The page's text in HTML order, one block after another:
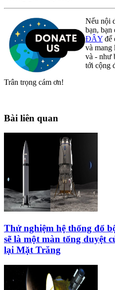
Nếu nội
bạn, bạn
ĐÂY để
và mang
và - như
tới cộng
Trân trọng cám ơn!
Bài liên quan
Thử nghiệm hệ thống đổ
sẽ là một màn tổng duyệt
lại Mặt Trăng